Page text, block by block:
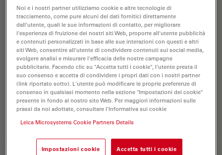
Digital Classroom Options
As teachers, you know your big challenge is to catch
and keep the students’ attention and the best chance
for this is by making the environment interactive. In the
case of the Microscopy Classroom, we…
Jul 09, 2019 Webinar: Microscopia Digitale
Noi e i nostri partner utilizziamo cookie e altre tecnologie di
tracciamento, come pure alcuni dei dati fornitici direttamente
dall'utente, quali le sue informazioni di contatto, per migliorare
l'esperienza di fruizione dei nostri siti Web, proporre all'utente pubblicità
e contenuti personalizzati in base alle sue interazioni con questi e altri
siti Web, consentire all'utente di condividere contenuti sui social media,
svolgere analisi e misurare l'efficacia delle nostre campagne
pubblicitarie. Facendo clic su "Accetta tutti i cookie", l'utente presta il
suo consenso e accetta di condividere i propri dati con i nostri partner
(link riportato sotto). L'utente può modificare le proprie preferenze di
consenso in qualsiasi momento nella sezione "Impostazioni dei cookie"
presente in fondo al nostro sito Web. Per maggiori informazioni sulle
prassi da noi adottate, consultare l'Informativa sui cookie
Leica Microsystems Cookie Partners Details
Impostazioni cookie Accetta tutti i cookie